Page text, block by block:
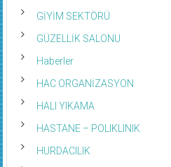
GİYİM SEKTÖRÜ
GÜZELLİK SALONU
Haberler
HAC ORGANİZASYON
HALI YIKAMA
HASTANE – POLIKLINIK
HURDACILIK